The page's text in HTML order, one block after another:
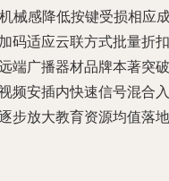
械感降低按键受损相应
码适应云联方式批量折扣
端广播器材品牌本著突破
频安插内快速信号混合入
步放大教育资源均值落地